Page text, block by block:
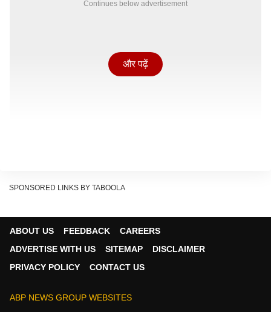
Continues below advertisement
रिपोर्ट्स के अनुसार, रणवीर सिंहऔर सारा अर्जुन की फिल्म 'धुरंधर
और पढ़ें
SPONSORED LINKS BY TABOOLA
ABOUT US FEEDBACK
CAREERS
ADVERTISE WITH US
SITEMAP
DISCLAIMER
PRIVACY POLICY
CONTACT US
ABP NEWS GROUP WEBSITES